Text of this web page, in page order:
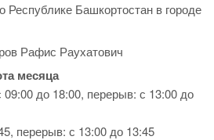
Башкортостан в городе
Рафис Раухатович
месяца
09:00 до 18:00, перерыв: с 13:00 до
перерыв: с 13:00 до 13:45